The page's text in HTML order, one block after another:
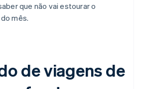
que não vai estourar o
mês.
de viagens de